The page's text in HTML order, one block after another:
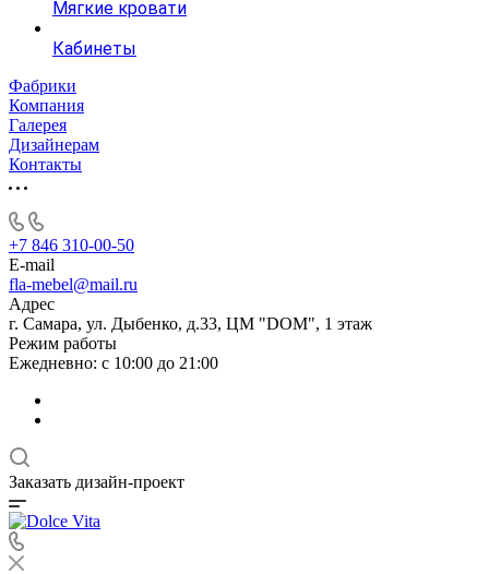
Мягкие кровати
Кабинеты
Фабрики
Компания
Галерея
Дизайнерам
Контакты
+7 846 310-00-50
E-mail
fla-mebel@mail.ru
Адрес
г. Самара, ул. Дыбенко, д.33, ЦМ "DOM", 1 этаж
Режим работы
Ежедневно: с 10:00 до 21:00
Заказать дизайн-проект